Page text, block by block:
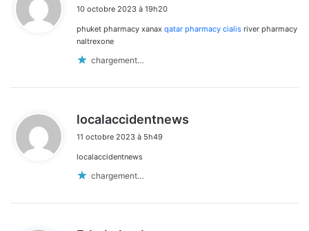
t
10 octobre 2023 à 19h20
phuket pharmacy xanax qatar pharmacy cialis river pharmacy
naltrexone
chargement…
localaccidentnews
11 octobre 2023 à 5h49
localaccidentnews
chargement…